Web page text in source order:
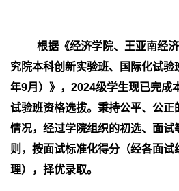
根据《经济学院、王亚南经
究院本科创新实验班、国际化试验
年9月）》， 2024级学生现已完成
试验班资格选拔。秉持公平、公正
情况，经过学院组织的初选、面试
则，按面试标准化得分（经各面
理），择优录取。